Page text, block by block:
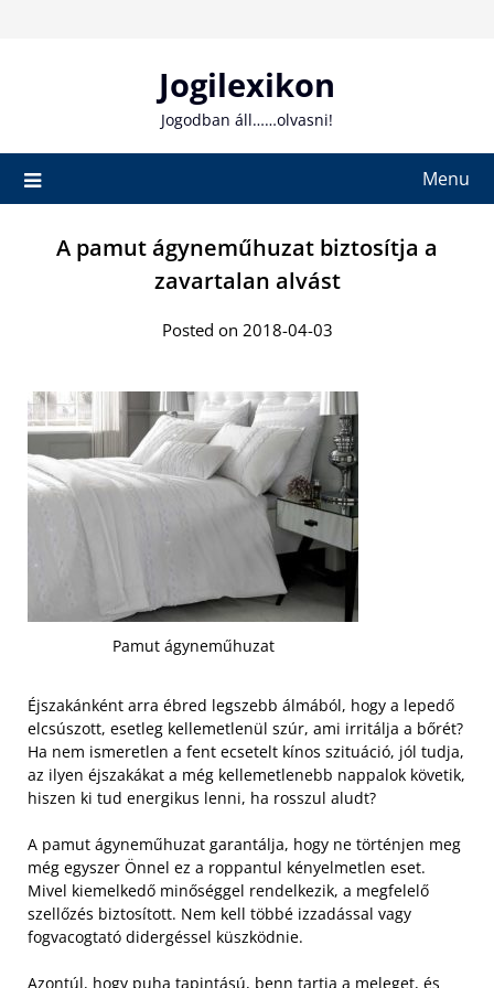
Jogilexikon
Jogodban áll……olvasni!
Menu
A pamut ágyneműhuzat biztosítja a
zavartalan alvást
Posted on 2018-04-03
Pamut ágyneműhuzat
Éjszakánként arra ébred legszebb álmából, hogy a lepedő
elcsúszott, esetleg kellemetlenül szúr, ami irritálja a bőrét?
Ha nem ismeretlen a fent ecsetelt kínos szituáció, jól tudja,
az ilyen éjszakákat a még kellemetlenebb nappalok követik,
hiszen ki tud energikus lenni, ha rosszul aludt?
A pamut ágyneműhuzat garantálja, hogy ne történjen meg
még egyszer Önnel ez a roppantul kényelmetlen eset.
Mivel kiemelkedő minőséggel rendelkezik, a megfelelő
szellőzés biztosított. Nem kell többé izzadással vagy
fogvacogtató didergéssel küszködnie.
Azontúl, hogy puha tapintású, benn tartja a meleget, és